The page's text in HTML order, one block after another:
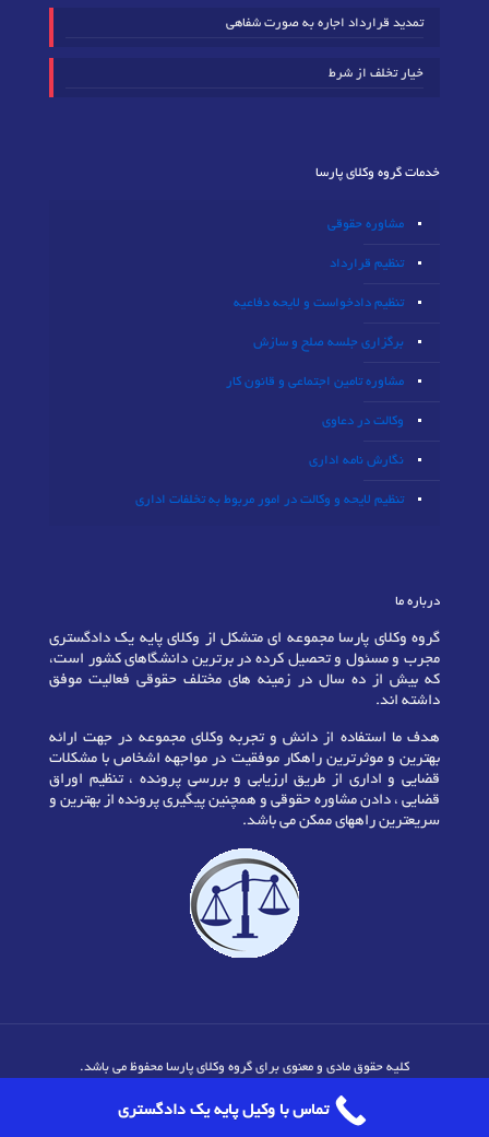
تمدید قرارداد اجاره به صورت شفاهی
خیار تخلف از شرط
خدمات گروه وکلای پارسا
مشاوره حقوقی
تنظیم قرارداد
تنظیم دادخواست و لایحه دفاعیه
برگزاری جلسه صلح و سازش
مشاوره تامین اجتماعی و قانون کار
وکالت در دعاوی
نگارش نامه اداری
تنظیم لایحه و وکالت در امور مربوط به تخلفات اداری
درباره ما
گروه وکلای پارسا مجموعه ای متشکل از وکلای پایه یک دادگستری
مجرب و مسئول و تحصیل کرده در برترین دانشگاهای کشور است،
که بیش از ده سال در زمینه های مختلف حقوقی فعالیت موفق
داشته اند.
هدف ما استفاده از دانش و تجربه وکلای مجموعه در جهت ارائه
بهترین و موثرترین راهکار موفقیت در مواجهه اشخاص با مشکلات
قضایی و اداری از طریق ارزیابی و بررسی پرونده ، تنظیم اوراق
قضایی ، دادن مشاوره حقوقی و همچنین پیگیری پرونده از بهترین و
سریعترین راههای ممکن می باشد.
کلیه حقوق مادی و معنوی برای گروه وکلای پارسا محفوظ می باشد.
تماس با وکیل پایه یک دادگستری